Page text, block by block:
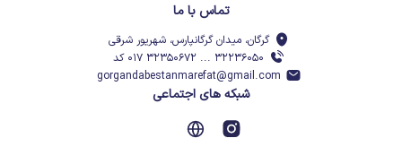
تماس با ما
گرگان، میدان گرگانپارس، شهریور شرقی
۳۲۲۳۶۰۵۰ ... ۳۲۳۵۰۶۷۲ ۰۱۷ کد
gorgandabestanmarefat@gmail.com
شبکه های اجتماعی